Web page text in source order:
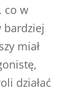
co w
bardziej
miał
działać